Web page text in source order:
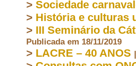
> Sociedade
> História e culturas
> III Seminário da
Publicada em 18/11/2019
> LACRE – 40 ANOS